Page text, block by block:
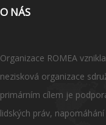
O NÁS
Organizace ROMEA
nezisková organizace
primárním cílem je
lidských práv,